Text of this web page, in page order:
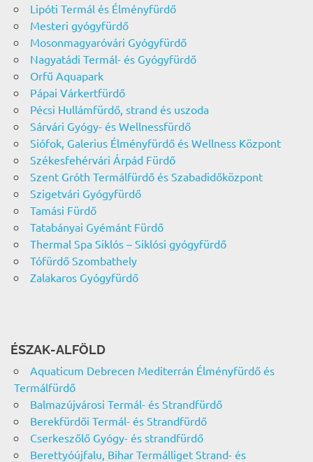
Lipóti Termál és Élményfürdő
Mesteri gyógyfürdő
Mosonmagyaróvári Gyógyfürdő
Nagyatádi Termál- és Gyógyfürdő
Orfű Aquapark
Pápai Várkertfürdő
Pécsi Hullámfürdő, strand és uszoda
Sárvári Gyógy- és Wellnessfürdő
Siófok, Galerius Élményfürdő és Wellness Központ
Székesfehérvári Árpád Fürdő
Szent Gróth Termálfürdő és Szabadidőközpont
Szigetvári Gyógyfürdő
Tamási Fürdő
Tatabányai Gyémánt Fürdő
Thermal Spa Siklós – Siklósi gyógyfürdő
Tófürdő Szombathely
Zalakaros Gyógyfürdő
ÉSZAK-ALFÖLD
Aquaticum Debrecen Mediterrán Élményfürdő és
Termálfürdő
Balmazújvárosi Termál- és Strandfürdő
Berekfürdői Termál- és Strandfürdő
Cserkeszőlő Gyógy- és strandfürdő
Berettyóújfalu, Bihar Termálliget Strand- és